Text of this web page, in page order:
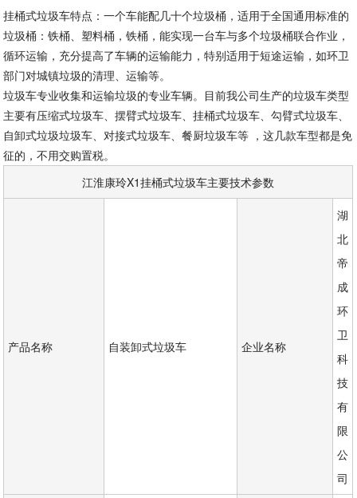
挂桶式垃圾车特点：一个车能配几十个垃圾桶，适用于全国通用标准的
垃圾桶：铁桶、塑料桶，铁桶，能实现一台车与多个垃圾桶联合作业，
循环运输，充分提高了车辆的运输能力，特别适用于短途运输，如环卫
部门对城镇垃圾的清理、运输等。
垃圾车专业收集和运输垃圾的专业车辆。目前我公司生产的垃圾车类型
主要有压缩式垃圾车、摆臂式垃圾车、挂桶式垃圾车、勾臂式垃圾车、
自卸式垃圾垃圾车、对接式垃圾车、餐厨垃圾车等 ，这几款车型都是免
征的，不用交购置税。
江淮康玲X1挂桶式垃圾车主要技术参数
产品名称 自装卸式垃圾车 企业名称
湖
北
帝
成
环
卫
科
技
有
限
公
司